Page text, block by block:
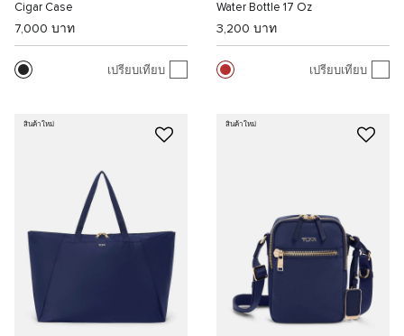
Cigar Case
7,000 บาท
เปรียบเทียบ
Water Bottle 17 Oz
3,200 บาท
เปรียบเทียบ
สินค้าใหม่ สินค้าใหม่